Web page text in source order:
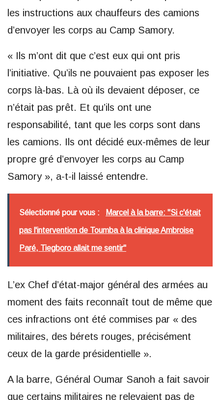
les instructions aux chauffeurs des camions
d’envoyer les corps au Camp Samory.
« Ils m’ont dit que c’est eux qui ont pris
l’initiative. Qu’ils ne pouvaient pas exposer les
corps là-bas. Là où ils devaient déposer, ce
n’était pas prêt. Et qu’ils ont une
responsabilité, tant que les corps sont dans
les camions. Ils ont décidé eux-mêmes de leur
propre gré d’envoyer les corps au Camp
Samory », a-t-il laissé entendre.
Sélectionné pour vous : Marcel à la barre: "Si c'était
pas l'intervention de Toumba à la clinique Ambroise
Paré, Tiegboro allait me sentir"
L’ex Chef d’état-major général des armées au
moment des faits reconnaît tout de même que
ces infractions ont été commises par « des
militaires, des bérets rouges, précisément
ceux de la garde présidentielle ».
A la barre, Général Oumar Sanoh a fait savoir
que certains militaires ne relevaient pas de